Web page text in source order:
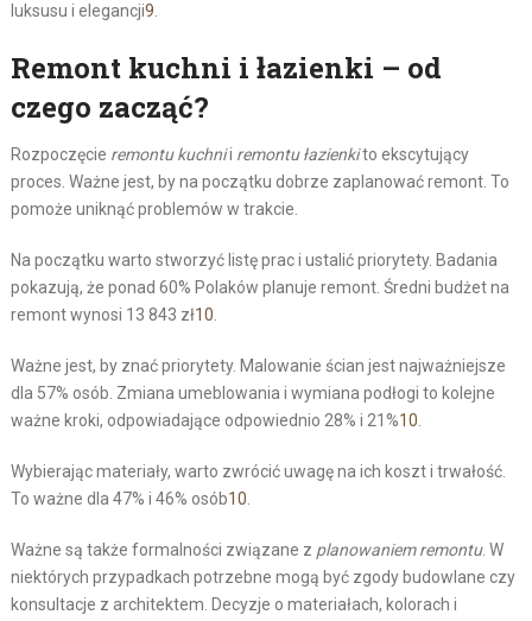
luksusu i elegancji9.
Remont kuchni i łazienki – od
czego zacząć?
Rozpoczęcie remontu kuchnii remontu łazienkito ekscytujący
proces. Ważne jest, by na początku dobrze zaplanować remont. To
pomoże uniknąć problemów w trakcie.
Na początku warto stworzyć listę prac i ustalić priorytety. Badania
pokazują, że ponad 60% Polaków planuje remont. Średni budżet na
remont wynosi 13 843 zł10.
Ważne jest, by znać priorytety. Malowanie ścian jest najważniejsze
dla 57% osób. Zmiana umeblowania i wymiana podłogi to kolejne
ważne kroki, odpowiadające odpowiednio 28% i 21%10.
Wybierając materiały, warto zwrócić uwagę na ich koszt i trwałość.
To ważne dla 47% i 46% osób10.
Ważne są także formalności związane z planowaniem remontu. W
niektórych przypadkach potrzebne mogą być zgody budowlane czy
konsultacje z architektem. Decyzje o materiałach, kolorach i